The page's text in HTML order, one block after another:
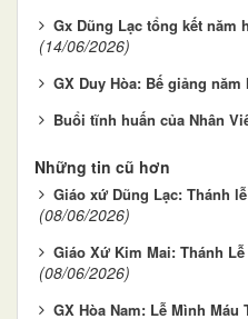
Gx Dũng Lạc tổng kết năm
(14/06/2026)
GX Duy Hòa: Bế giảng
Buổi tĩnh huấn của Nhân
Những tin cũ hơn
Giáo xứ Dũng Lạc: Thánh
(08/06/2026)
Giáo Xứ Kim Mai: Thánh
(08/06/2026)
GX Hòa Nam: Lễ Mình Máu